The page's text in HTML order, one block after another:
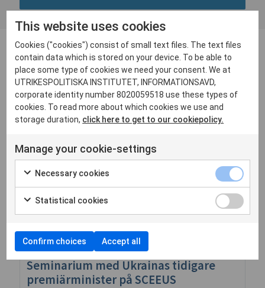
NYHETER
10 December, 2025
Ukraine and Moldova Development Day
Läs mer
26 November, 2025
SCEEUS anordnar ukrainsk-svenskt
forum om totalförsvar
Läs mer
Seminarium med Ukrainas tidigare
premiärminister på SCEEUS
This website uses cookies
Cookies ("cookies") consist of small text files. The text files
contain data which is stored on your device. To be able to
place some type of cookies we need your consent. We at
UTRIKESPOLITISKA INSTITUTET, INFORMATIONSAVD,
corporate identity number 8020059518 use these types of
cookies. To read more about which cookies we use and
storage duration, click here to get to our cookiepolicy.
Manage your cookie-settings
Necessary cookies
Statistical cookies
Confirm choices Accept all